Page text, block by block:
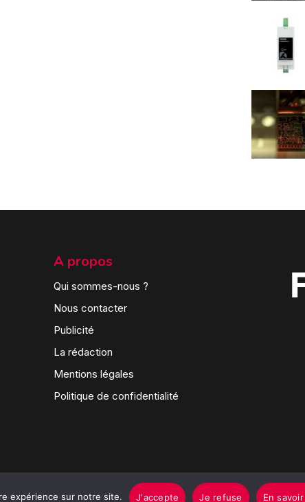
A propos
Qui sommes-nous ?
Nous contacter
Publicité
La rédaction
Mentions légales
Politique de confidentialité
expérience sur notre site. J'accepte Je refuse En